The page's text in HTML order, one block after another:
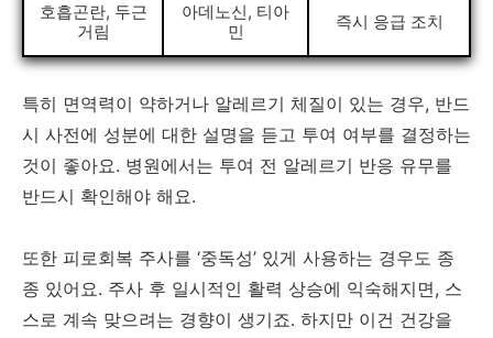
호흡곤란, 두근
거림
아데노신, 티아
민
즉시 응급 조치
특히 면역력이 약하거나 알레르기 체질이 있는 경우, 반드
시 사전에 성분에 대한 설명을 듣고 투여 여부를 결정하는
것이 좋아요. 병원에서는 투여 전 알레르기 반응 유무를
반드시 확인해야 해요.
또한 피로회복 주사를 ‘중독성’ 있게 사용하는 경우도 종
종 있어요. 주사 후 일시적인 활력 상승에 익숙해지면, 스
스로 계속 맞으려는 경향이 생기죠. 하지만 이건 건강을